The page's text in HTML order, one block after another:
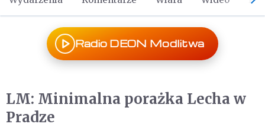
Radio DEON Modlitwa
LM: Minimalna porażka Lecha w
Pradze